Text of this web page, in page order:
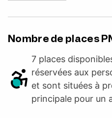
Nombre de places
7 places
réservées aux
et sont situées à
principale pour un